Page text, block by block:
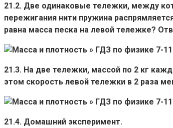
21.2. Две одинаковые тележки, между
пережигания нити пружина
равна масса песка на левой тележке?
21.3. На две тележки, массой по 2 кг
этом скорость левой тележки в 2 раза
21.4. Домашний эксперимент.